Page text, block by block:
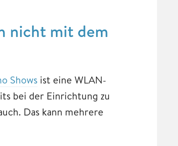
nicht mit dem
Shows ist eine WLAN-
bei der Einrichtung zu
Das kann mehrere